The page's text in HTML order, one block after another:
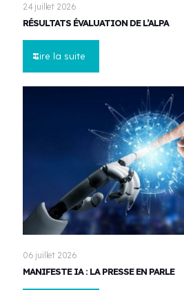
24 juillet 2026
RÉSULTATS ÉVALUATION DE L’ALPA
Lire la suite
06 juillet 2026
MANIFESTE IA : LA PRESSE EN PARLE